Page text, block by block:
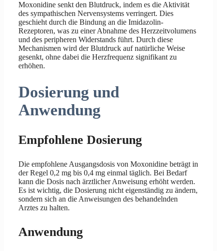
Moxonidine senkt den Blutdruck, indem es die Aktivität
des sympathischen Nervensystems verringert. Dies
geschieht durch die Bindung an die Imidazolin-
Rezeptoren, was zu einer Abnahme des Herzzeitvolumens
und des peripheren Widerstands führt. Durch diese
Mechanismen wird der Blutdruck auf natürliche Weise
gesenkt, ohne dabei die Herzfrequenz signifikant zu
erhöhen.
Dosierung und
Anwendung
Empfohlene Dosierung
Die empfohlene Ausgangsdosis von Moxonidine beträgt in
der Regel 0,2 mg bis 0,4 mg einmal täglich. Bei Bedarf
kann die Dosis nach ärztlicher Anweisung erhöht werden.
Es ist wichtig, die Dosierung nicht eigenständig zu ändern,
sondern sich an die Anweisungen des behandelnden
Arztes zu halten.
Anwendung